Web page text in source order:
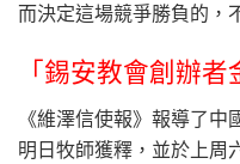
而決定這場競爭勝負的，
「錫安教會創辦者
《維澤信使報》報導了
明日牧師獲釋，並於上周